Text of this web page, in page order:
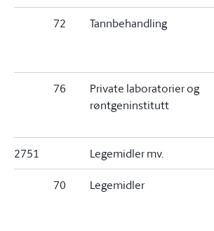
72 Tannbehandling
76
Private laboratorier og
røntgeninstitutt
2751 Legemidler mv.
70 Legemidler